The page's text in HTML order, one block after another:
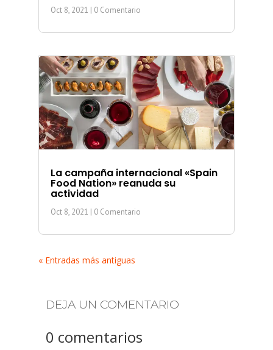
Oct 8, 2021 | 0 Comentario
La campaña internacional «Spain
Food Nation» reanuda su
actividad
Oct 8, 2021 | 0 Comentario
« Entradas más antiguas
DEJA UN COMENTARIO
0 comentarios